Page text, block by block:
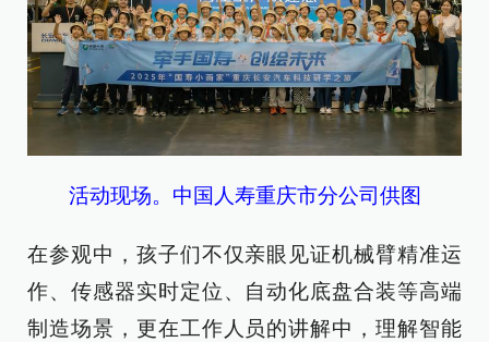
活动现场。中国人寿重庆市分公司供图
在参观中，孩子们不仅亲眼见证机械臂精准运
作、传感器实时定位、自动化底盘合装等高端
制造场景，更在工作人员的讲解中，理解智能